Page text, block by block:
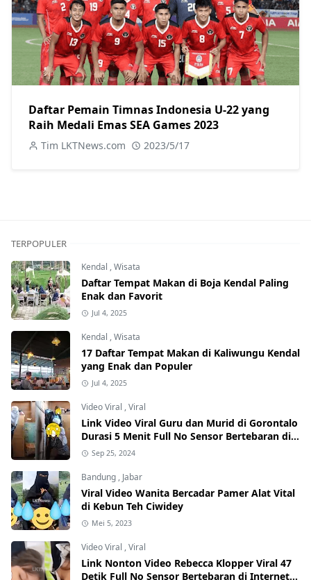
Daftar Pemain Timnas Indonesia U-22 yang
Raih Medali Emas SEA Games 2023
Tim LKTNews.com 2023/5/17
TERPOPULER
Kendal ,Wisata
Daftar Tempat Makan di Boja Kendal Paling
Enak dan Favorit
Jul 4, 2025
Kendal ,Wisata
17 Daftar Tempat Makan di Kaliwungu Kendal
yang Enak dan Populer
Jul 4, 2025
Video Viral ,Viral
Link Video Viral Guru dan Murid di Gorontalo
Durasi 5 Menit Full No Sensor Bertebaran di
Internet, Hati-Hati Phising!
Sep 25, 2024
Bandung , Jabar
Viral Video Wanita Bercadar Pamer Alat Vital
di Kebun Teh Ciwidey
Mei 5, 2023
Video Viral ,Viral
Link Nonton Video Rebecca Klopper Viral 47
Detik Full No Sensor Bertebaran di Internet,